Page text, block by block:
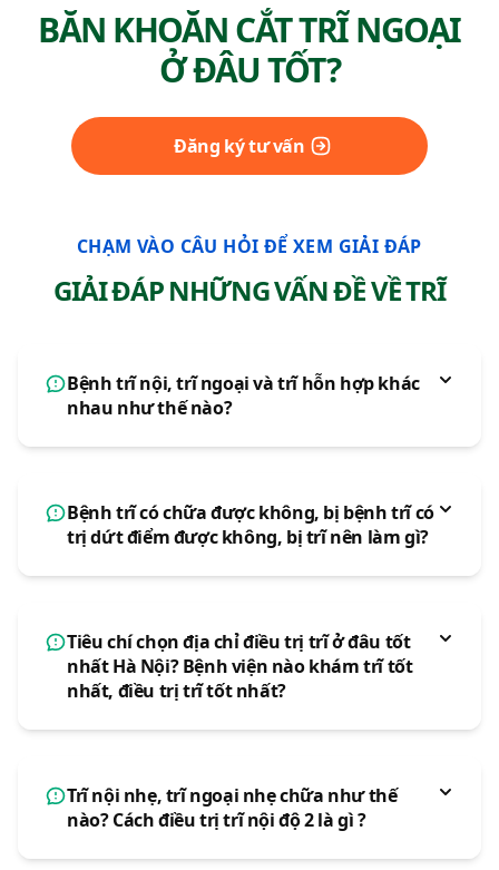
BĂN KHOĂN CẮT TRĨ NGOẠI
Ở ĐÂU TỐT?
Đăng ký tư vấn
CHẠM VÀO CÂU HỎI ĐỂ XEM GIẢI ĐÁP
GIẢI ĐÁP NHỮNG VẤN ĐỀ VỀ TRĨ
Bệnh trĩ nội, trĩ ngoại và trĩ hỗn hợp khác
nhau như thế nào?
Bệnh trĩ có chữa được không, bị bệnh trĩ có
trị dứt điểm được không, bị trĩ nên làm gì?
Tiêu chí chọn địa chỉ điều trị trĩ ở đâu tốt
nhất Hà Nội? Bệnh viện nào khám trĩ tốt
nhất, điều trị trĩ tốt nhất?
Trĩ nội nhẹ, trĩ ngoại nhẹ chữa như thế
nào? Cách điều trị trĩ nội độ 2 là gì ?